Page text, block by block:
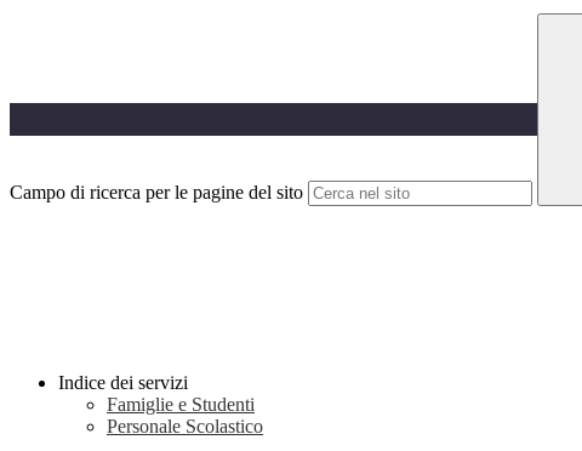
Campo di ricerca per le pagine del sito
Indice dei servizi
Famiglie e Studenti
Personale Scolastico